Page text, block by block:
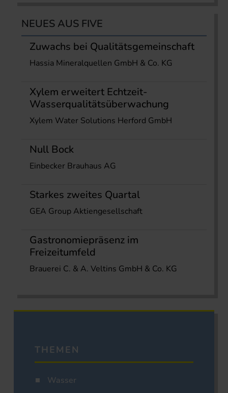
NEUES AUS FIVE
Zuwachs bei Qualitätsgemeinschaft
Hassia Mineralquellen GmbH & Co. KG
Xylem erweitert Echtzeit-
Wasserqualitätsüberwachung
Xylem Water Solutions Herford GmbH
Null Bock
Einbecker Brauhaus AG
Starkes zweites Quartal
GEA Group Aktiengesellschaft
Gastronomiepräsenz im
Freizeitumfeld
Brauerei C. & A. Veltins GmbH & Co. KG
THEMEN
Wasser